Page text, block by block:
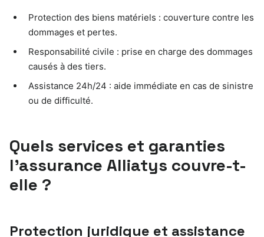
Protection des biens matériels : couverture contre les
dommages et pertes.
Responsabilité civile : prise en charge des dommages
causés à des tiers.
Assistance 24h/24 : aide immédiate en cas de sinistre
ou de difficulté.
Quels services et garanties
l’assurance Alliatys couvre-t-
elle ?
Protection juridique et assistance